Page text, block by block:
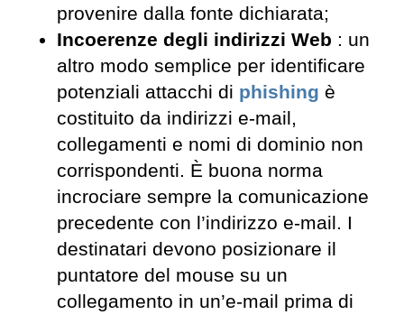
provenire dalla fonte dichiarata;
Incoerenze degli indirizzi Web : un
altro modo semplice per identificare
potenziali attacchi di phishing è
costituito da indirizzi e-mail,
collegamenti e nomi di dominio non
corrispondenti. È buona norma
incrociare sempre la comunicazione
precedente con l’indirizzo e-mail. I
destinatari devono posizionare il
puntatore del mouse su un
collegamento in un’e-mail prima di